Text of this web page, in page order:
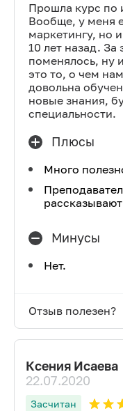
Прошла курс по
Вообще, у меня
маркетингу, но
10 лет назад. За
поменялось, ну
это то, о чем
довольна
новые знания,
специальности.
Плюсы
Много
Минусы
Нет.
Отзыв полезен?
Ксения Исаева
22.07.2020
Засчитан